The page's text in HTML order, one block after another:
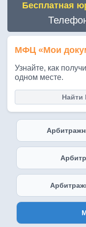
Бесплатная
МФЦ «Мои
Узнайте, как
одном месте.
Найти